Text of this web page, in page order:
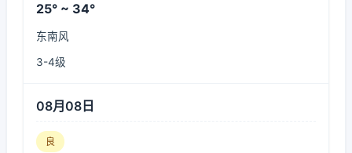
25° ~ 34°
东南风
3-4级
08月08日
良